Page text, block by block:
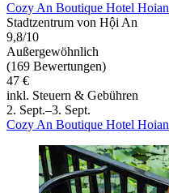
Cozy An Boutique Hotel Hoian
Stadtzentrum von Hội An
9,8/10
Außergewöhnlich
(169 Bewertungen)
47 €
inkl. Steuern & Gebühren
2. Sept.–3. Sept.
Cozy An Boutique Hotel Hoian